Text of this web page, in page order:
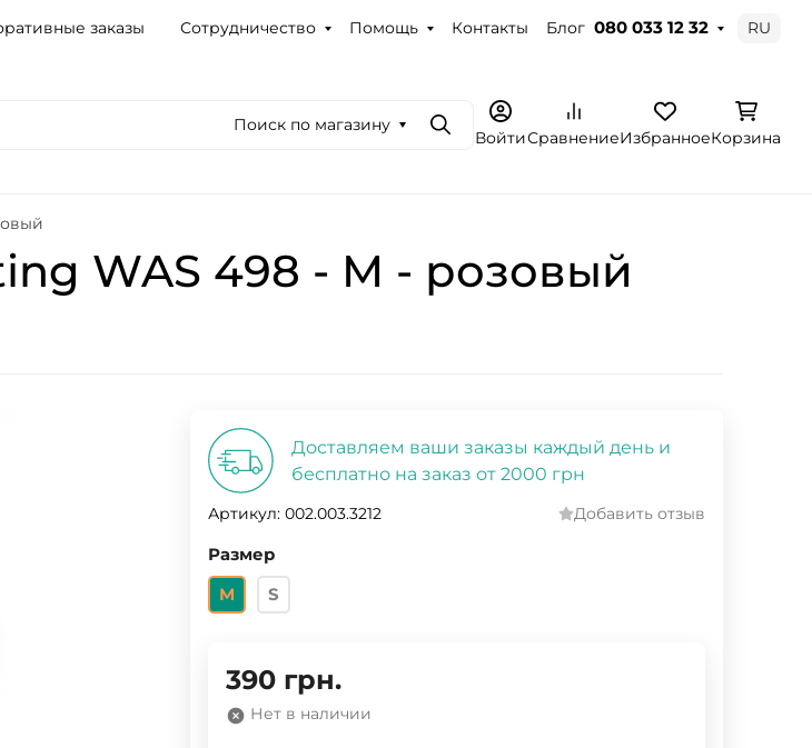
заказы Сотрудничество Помощь Контакты Блог 080 033 12 32 RU
Поиск по магазину
ПоискВойтиСравнениеИзбранноеКорзина
WAS 498 - M - розовый
Доставляем ваши заказы каждый день и
бесплатно на заказ от 2000 грн
Артикул: 002.003.3212 Добавить отзыв
Размер
M S
390 грн.
Нет в наличии